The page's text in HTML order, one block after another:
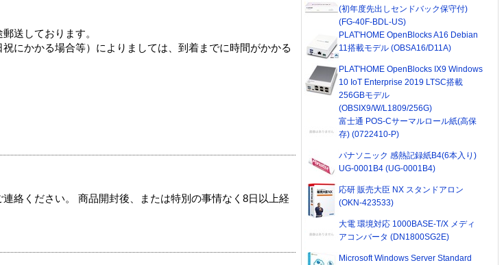
送しております。
にかかる場合等）によりましては、到着までに時間がかかる
絡ください。 商品開封後、または特別の事情なく8日以上経
(初年度先出しセンドバック保守付)
(FG-40F-BDL-US)
PLAT'HOME OpenBlocks A16 Debian
11搭載モデル (OBSA16/D11A)
PLAT'HOME OpenBlocks IX9 Windows
10 IoT Enterprise 2019 LTSC搭載
256GBモデル
(OBSIX9/W/L1809/256G)
富士通 POS-Cサーマルロール紙(高保
存) (0722410-P)
パナソニック 感熱記録紙B4(6本入り)
UG-0001B4 (UG-0001B4)
応研 販売大臣 NX スタンドアロン
(OKN-423533)
大電 環境対応 1000BASE-T/X メディ
アコンバータ (DN1800SG2E)
Microsoft Windows Server Standard